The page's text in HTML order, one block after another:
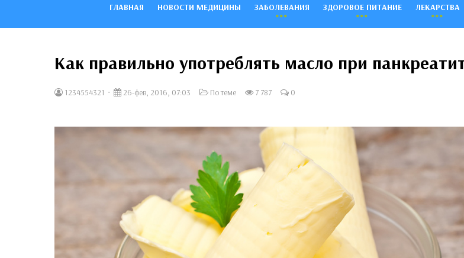
ГЛАВНАЯ НОВОСТИ МЕДИЦИНЫ ЗАБОЛЕВАНИЯ ЗДОРОВОЕ ПИТАНИЕ ЛЕКАРСТВА
Как правильно употреблять масло при
1234554321 26-фев, 2016, 07:03 По теме 7 787 0